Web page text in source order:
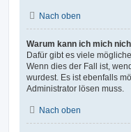
Nach oben
Warum kann ich mich
Dafür gibt es viele
Wenn dies der Fall ist,
wurdest. Es ist ebenfalls
Administrator lösen muss.
Nach oben